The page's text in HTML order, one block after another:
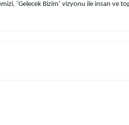
‘Gelecek Bizim’ vizyonu ile insan ve